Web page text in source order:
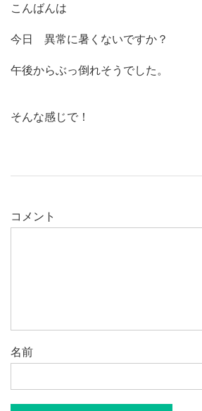
こんばんは
今日 異常に暑くないですか？
午後からぶっ倒れそうでした。
そんな感じで！
コメント
名前